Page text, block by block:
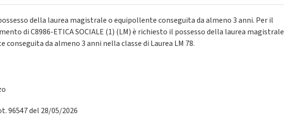
della laurea magistrale o equipollente conseguita da almeno 3 anni. Per il
di C8986-ETICA SOCIALE (1) (LM) è richiesto il possesso della laurea magistrale
conseguita da almeno 3 anni nella classe di Laurea LM 78.
96547 del 28/05/2026